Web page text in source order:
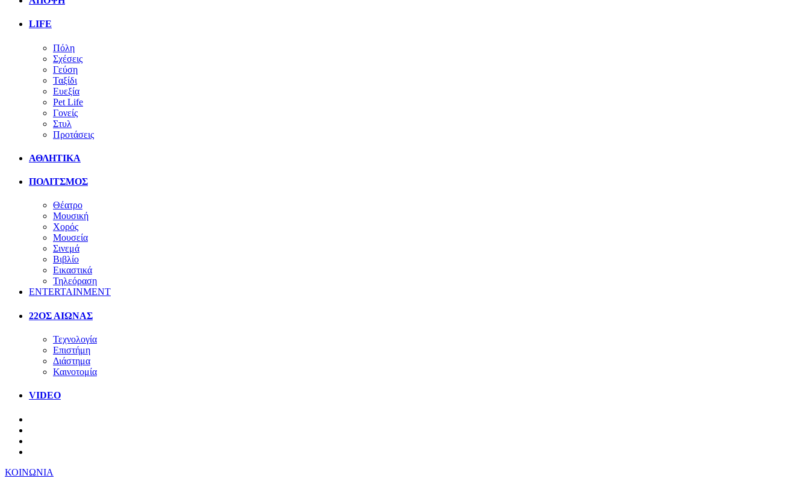
LIFE
Πόλη
Σχέσεις
Γεύση
Ταξίδι
Ευεξία
Pet Life
Γονείς
Στυλ
Προτάσεις
ΑΘΛΗΤΙΚΑ
ΠΟΛΙΤΣΜΟΣ
Θέατρο
Μουσική
Χορός
Μουσεία
Σινεμά
Βιβλίο
Εικαστικά
Τηλεόραση
ENTERTAINMENT
22ΟΣ ΑΙΩΝΑΣ
Τεχνολογία
Επιστήμη
Διάστημα
Καινοτομία
VIDEO
ΚΟΙΝΩΝΙΑ